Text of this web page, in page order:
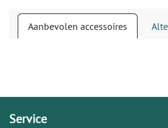
Aanbevolen accessoires
Service